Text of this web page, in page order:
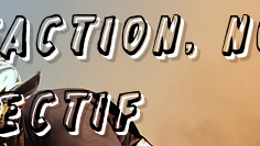
ction,